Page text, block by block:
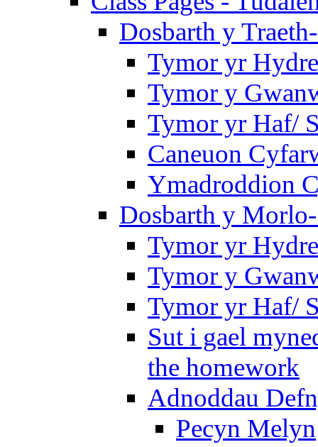
Dosbarth y
Tymor yr
Tymor y
Tymor yr Haf/
Caneuon
Ymadroddion
Dosbarth y
Tymor yr
Tymor y
Tymor yr Haf/
Sut i gael
the homework
Adnoddau
Pecyn Melyn